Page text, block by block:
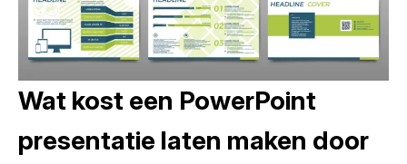
Wat kost een PowerPoint
presentatie laten maken door